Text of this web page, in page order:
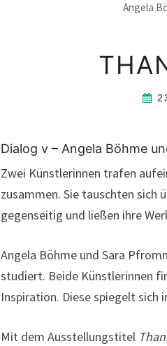
Angela
Dialog v – Angela Böhme
Zwei Künstlerinnen trafen
zusammen. Sie tauschten sich
gegenseitig und ließen ihre
Angela Böhme und Sara
studiert. Beide Künstlerinnen
Inspiration. Diese spiegelt sich
Mit dem Ausstellungstitel